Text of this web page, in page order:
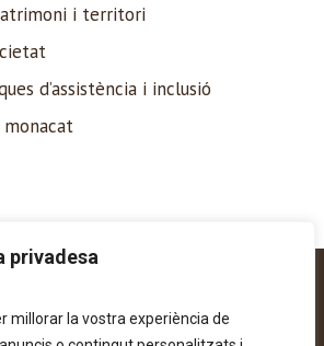
privadesa
millorar la vostra experiència de
i territori
d’assistència i inclusió
de Barcelona | Carrer de Montalegre, 6-